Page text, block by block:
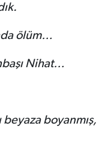
ölüm…
Nihat…
beyaza boyanmış,